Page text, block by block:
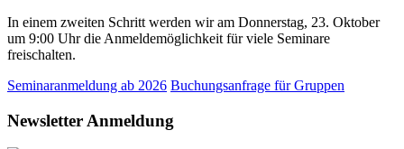
In einem zweiten Schritt werden wir am Donnerstag, 23. Oktober
um 9:00 Uhr die Anmeldemöglichkeit für viele Seminare
freischalten.
Seminaranmeldung ab 2026 Buchungsanfrage für Gruppen
Newsletter Anmeldung